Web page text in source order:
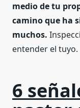
medio de tu
camino que ha
muchos.
entender el tuyo.
6